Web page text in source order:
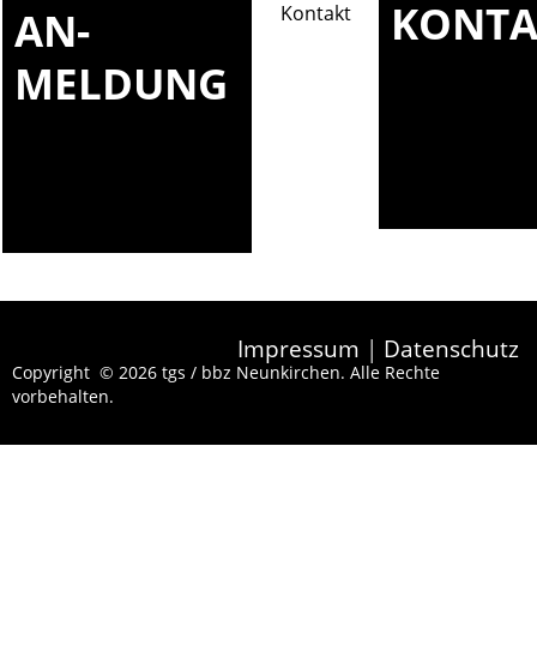
AN-
MELDUNG
Copyright © 2026 tgs / bbz Neunkirchen. Alle Rechte
vorbehalten.
Impressum | Datenschutz